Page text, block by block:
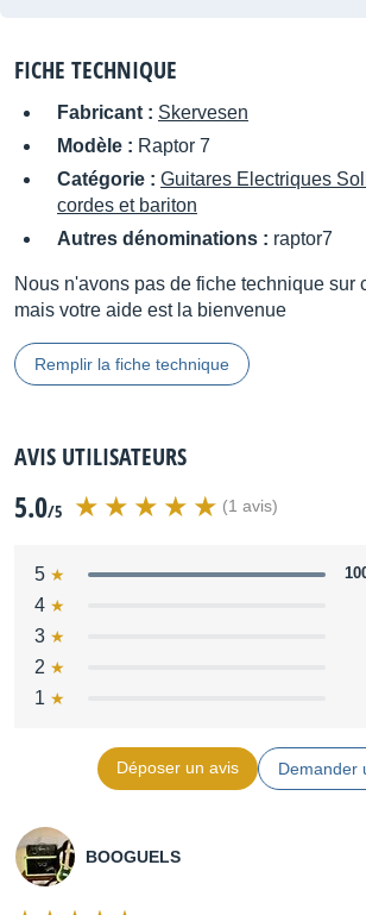
FICHE TECHNIQUE
Fabricant : Skervesen
Modèle : Raptor 7
Catégorie : Guitares Electriques
cordes et bariton
Autres dénominations : raptor7
Nous n'avons pas de fiche technique sur
mais votre aide est la bienvenue
Remplir la fiche technique
AVIS UTILISATEURS
5.0/5 (1 avis)
5
4
3
2
1
Déposer un avis Demander
BOOGUELS